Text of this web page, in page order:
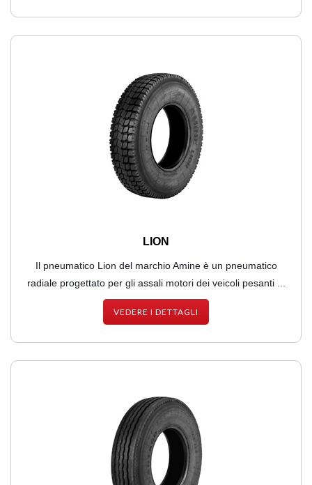
LION
Il pneumatico Lion del marchio Amine è un pneumatico
radiale progettato per gli assali motori dei veicoli pesanti ...
VEDERE I DETTAGLI